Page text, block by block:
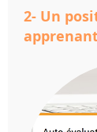
2- Un